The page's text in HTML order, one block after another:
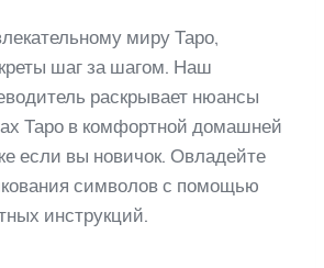
миру Таро,
шаг за шагом. Наш
раскрывает нюансы
Таро в комфортной домашней
если вы новичок. Овладейте
символов с помощью
инструкций.